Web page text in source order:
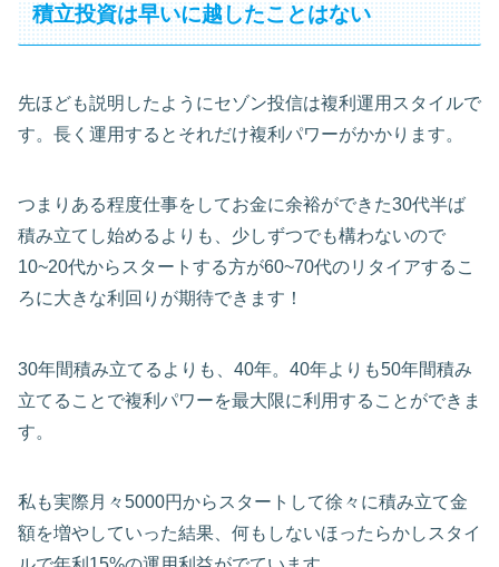
積立投資は早いに越したことはない
先ほども説明したようにセゾン投信は複利運用スタイルで
す。長く運用するとそれだけ複利パワーがかかります。
つまりある程度仕事をしてお金に余裕ができた30代半ば
積み立てし始めるよりも、少しずつでも構わないので
10~20代からスタートする方が60~70代のリタイアするこ
ろに大きな利回りが期待できます！
30年間積み立てるよりも、40年。40年よりも50年間積み
立てることで複利パワーを最大限に利用することができま
す。
私も実際月々5000円からスタートして徐々に積み立て金
額を増やしていった結果、何もしないほったらかしスタイ